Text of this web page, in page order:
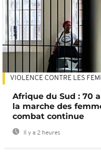
VIOLENCE CONTRE LES
Afrique du Sud : 70
la marche des
combat continue
Il y a 2 heures